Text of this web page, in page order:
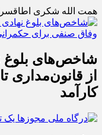
همت الله شکری اطاقسرا
شاخص‌های بلوغ
از قانون‌مداری
کارآمد